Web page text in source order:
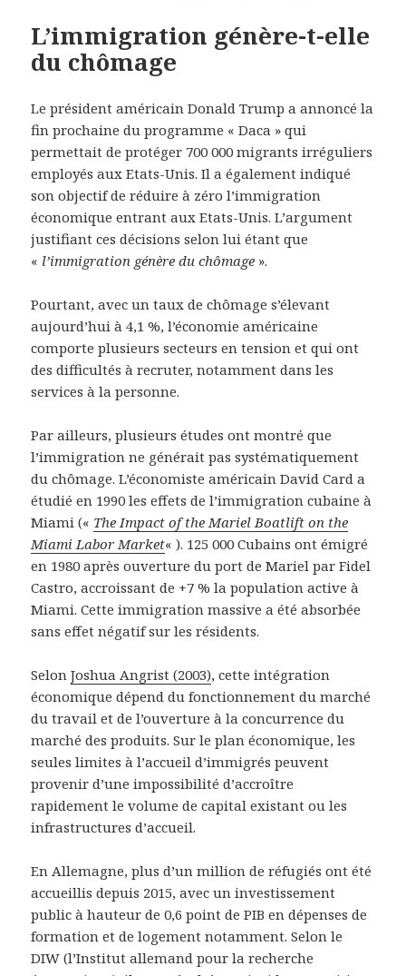
L’immigration génère-t-elle
du chômage
Le président américain Donald Trump a annoncé la
fin prochaine du programme « Daca » qui
permettait de protéger 700 000 migrants irréguliers
employés aux Etats-Unis. Il a également indiqué
son objectif de réduire à zéro l’immigration
économique entrant aux Etats-Unis. L’argument
justifiant ces décisions selon lui étant que
« l’immigration génère du chômage ».
Pourtant, avec un taux de chômage s’élevant
aujourd’hui à 4,1 %, l’économie américaine
comporte plusieurs secteurs en tension et qui ont
des difficultés à recruter, notamment dans les
services à la personne.
Par ailleurs, plusieurs études ont montré que
l’immigration ne générait pas systématiquement
du chômage. L’économiste américain David Card a
étudié en 1990 les effets de l’immigration cubaine à
Miami (« The Impact of the Mariel Boatlift on the
Miami Labor Market« ). 125 000 Cubains ont émigré
en 1980 après ouverture du port de Mariel par Fidel
Castro, accroissant de +7 % la population active à
Miami. Cette immigration massive a été absorbée
sans effet négatif sur les résidents.
SelonJoshua Angrist (2003), cette intégration
économique dépend du fonctionnement du marché
du travail et de l’ouverture à la concurrence du
marché des produits. Sur le plan économique, les
seules limites à l’accueil d’immigrés peuvent
provenir d’une impossibilité d’accroître
rapidement le volume de capital existant ou les
infrastructures d’accueil.
En Allemagne, plus d’un million de réfugiés ont été
accueillis depuis 2015, avec un investissement
public à hauteur de 0,6 point de PIB en dépenses de
formation et de logement notamment. Selon le
DIW (l’Institut allemand pour la recherche